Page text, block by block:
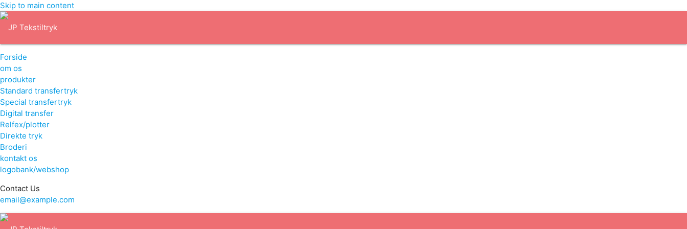
Skip to main content
Forside
om os
produkter
Standard transfertryk
Special transfertryk
Digital transfer
Relfex/plotter
Direkte tryk
Broderi
kontakt os
logobank/webshop
Contact Us
email@example.com